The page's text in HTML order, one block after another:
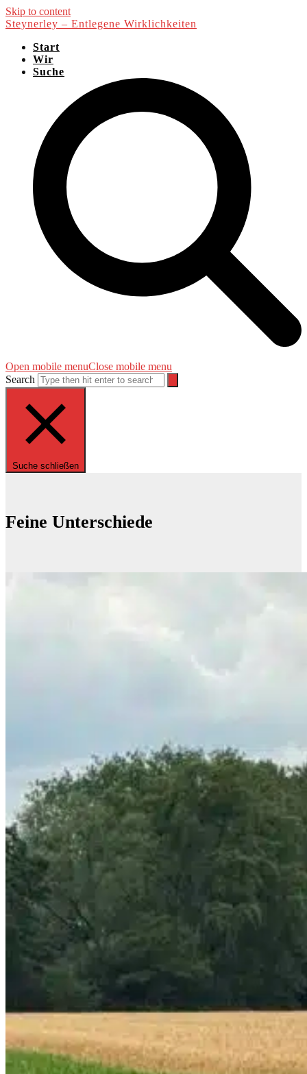
Skip to content
Steynerley – Entlegene Wirklichkeiten
Start
Wir
Suche
Open mobile menuClose mobile menu
Search
Suche schließen
Feine Unterschiede